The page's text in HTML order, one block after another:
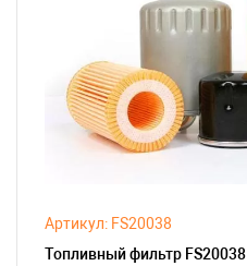
Артикул: FS20038
Топливный фильтр FS20038